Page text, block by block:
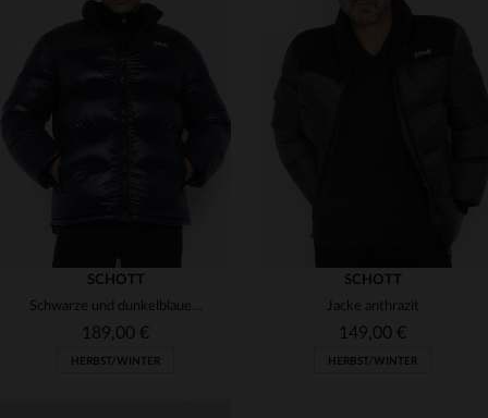
VERFÜGBARE GRÖSSEN
XL VERFÜGBARE GRÖSSEN
SCHOTT
Schwarze und dunkelblaue Daunenjacke aus Nylon
189,00 €
HERBST/WINTER
SCHOTT
Jacke anthrazit
149,00 €
HERBST/WINTER